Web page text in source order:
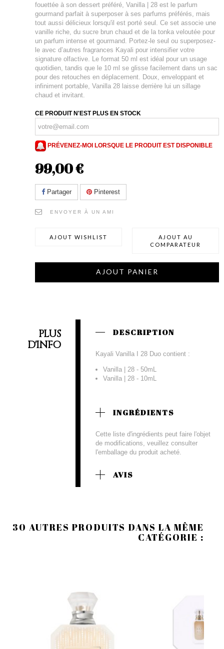
fouettée à son dessert préféré, Vanilla | 28 est le parfum
gourmand parfait à superposer à ses parfums préférés, mais
tout aussi délicieux lorsqu'il est porté seul. Ce set associe une
vanille riche, du sucre brun chaud et de la tonka veloutée pour
un parfum intense et gourmand. Portez-le seul ou superposez-
le avec d’autres fragrances Kayali pour intensifier votre
signature olfactive. Le format 50 ml est idéal pour un usage
quotidien, tandis que le 10 ml se glisse facilement dans un sac
pour des retouches en déplacement. Doux, enveloppant et
infiniment portable, Vanilla 28 laisse derrière lui un sillage
chaud et invitant.
CE PRODUIT N'EST PLUS EN STOCK
PRÉVENEZ-MOI LORSQUE LE PRODUIT EST DISPONIBLE
99,00 €
Partager Pinterest
ENVOYER À UN AMI
AJOUT WISHLIST
AJOUT AU
COMPARATEUR
AJOUT PANIER
PLUS
D'INFO
DESCRIPTION
Kayali Vanilla I 28 Duo contient :
Vanilla | 28 - 50mL
Vanilla | 28 - 10mL
INGRÉDIENTS
Cette liste d'ingrédients peut faire l'objet
de modifications, veuillez consulter
l'emballage du produit acheté.
AVIS
30 AUTRES PRODUITS DANS LA MÊME
CATÉGORIE :